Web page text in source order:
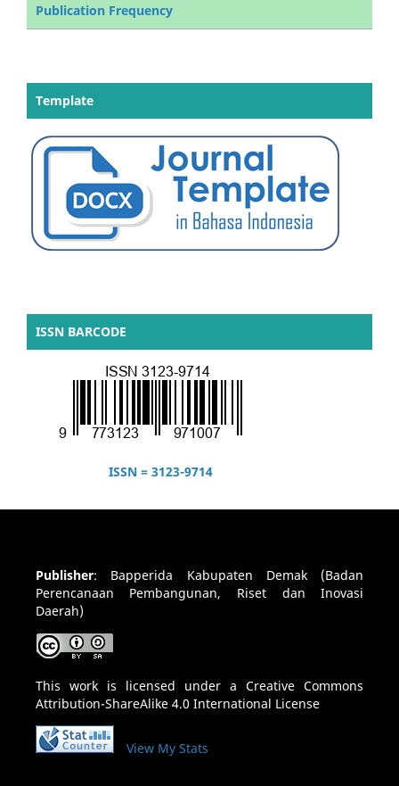
Publication Frequency
Template
ISSN BARCODE
ISSN = 3123-9714
Publisher: Bapperida Kabupaten Demak (Badan
Perencanaan Pembangunan, Riset dan Inovasi
Daerah)
This work is licensed under aCreative Commons
Attribution-ShareAlike 4.0 International License
View My Stats